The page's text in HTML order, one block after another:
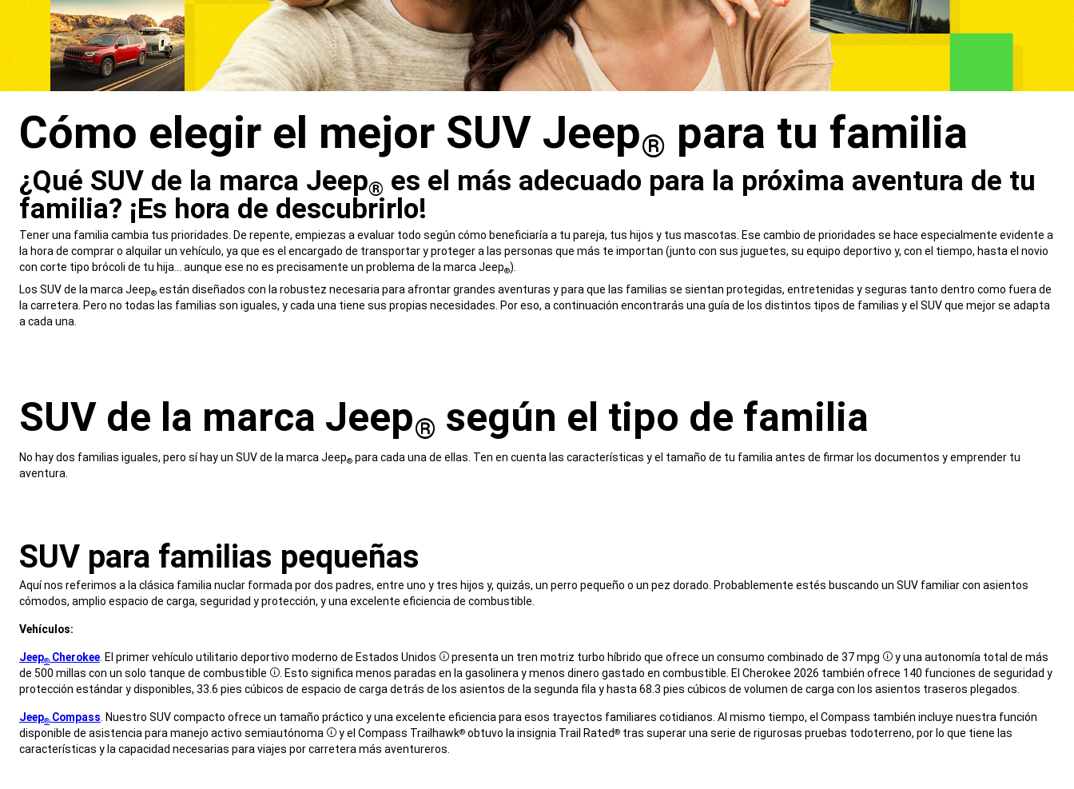
Cómo elegir el mejor SUV Jeep® para tu familia
¿Qué SUV de la marca Jeep® es el más adecuado para la próxima aventura de tu
familia? ¡Es hora de descubrirlo!
,
Tener una familia cambia tus prioridades. De repente, empiezas a evaluar todo según cómo beneficiaría a tu pareja, tus hijos y tus mascotas. Ese cambio de prioridades se hace especialmente evidente a
la hora de comprar o alquilar un vehículo, ya que es el encargado de transportar y proteger a las personas que más te importan (junto con sus juguetes, su equipo deportivo y, con el tiempo, hasta el novio
con corte tipo brócoli de tu hija… aunque ese no es precisamente un problema de la marca Jeep®).
Los SUV de la marca Jeep® están diseñados con la robustez necesaria para afrontar grandes aventuras y para que las familias se sientan protegidas, entretenidas y seguras tanto dentro como fuera de
la carretera. Pero no todas las familias son iguales, y cada una tiene sus propias necesidades. Por eso, a continuación encontrarás una guía de los distintos tipos de familias y el SUV que mejor se adapta
a cada una.
SUV de la marca Jeep® según el tipo de familia
No hay dos familias iguales, pero sí hay un SUV de la marca Jeep® para cada una de ellas. Ten en cuenta las características y el tamaño de tu familia antes de firmar los documentos y emprender tu
aventura.
SUV para familias pequeñas
Aquí nos referimos a la clásica familia nuclar formada por dos padres, entre uno y tres hijos y, quizás, un perro pequeño o un pez dorado. Probablemente estés buscando un SUV familiar con asientos
cómodos, amplio espacio de carga, seguridad y protección, y una excelente eficiencia de combustible.
Vehículos:
Jeep® Cherokee . El primer vehículo utilitario deportivo moderno de Estados Unidos Disclosure
presenta un tren motriz turbo híbrido que ofrece un consumo combinado de 37 mpg Disclosure
y una autonomía total de más
de 500 millas con un solo tanque de combustible Disclosure
. Esto significa menos paradas en la gasolinera y menos dinero gastado en combustible. El Cherokee 2026 también ofrece 140 funciones de seguridad y
protección estándar y disponibles, 33.6 pies cúbicos de espacio de carga detrás de los asientos de la segunda fila y hasta 68.3 pies cúbicos de volumen de carga con los asientos traseros plegados.
Jeep® Compass . Nuestro SUV compacto ofrece un tamaño práctico y una excelente eficiencia para esos trayectos familiares cotidianos. Al mismo tiempo, el Compass también incluye nuestra función
disponible de asistencia para manejo activo semiautónoma Disclosure
y el Compass Trailhawk® obtuvo la insignia Trail Rated® tras superar una serie de rigurosas pruebas todoterreno, por lo que tiene las
características y la capacidad necesarias para viajes por carretera más aventureros.